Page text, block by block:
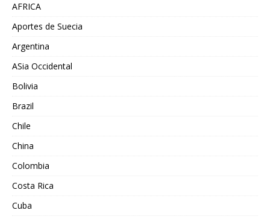
AFRICA
Aportes de Suecia
Argentina
ASia Occidental
Bolivia
Brazil
Chile
China
Colombia
Costa Rica
Cuba